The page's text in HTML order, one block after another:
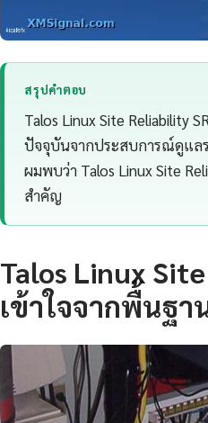
สรุปคำตอบ
Talos Linux Site Reliability
ปัจจุบันจากประสบการณ์ดูแล
ผมพบว่า Talos Linux Site
สำคัญ
Talos Linux
เข้าใจจากพื้นฐา